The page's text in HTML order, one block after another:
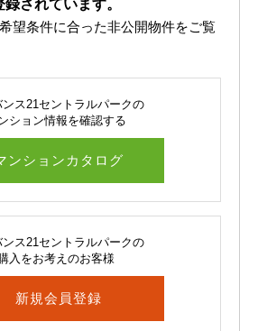
3口コンロ、グリルを備えたシステ
燥機や追焚機能、シャワー付洗面化粧
ど、
おり、暮らしの質をしっかりと高め
録されています。
望条件に合った非公開物件をご覧
ンス21セントラルパークの
ション情報を確認する
ンションカタログ
ンス21セントラルパークの
入をお考えのお客様
新規会員登録